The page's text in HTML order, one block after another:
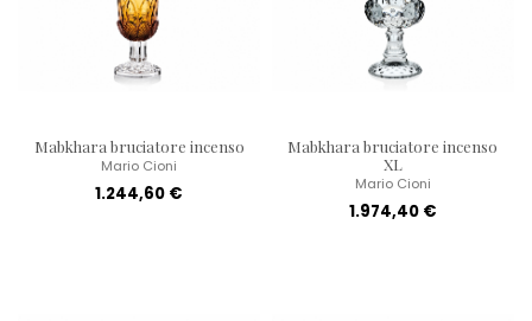
Mabkhara bruciatore incenso
Mario Cioni
1.244,60 €
Mabkhara bruciatore incenso
XL
Mario Cioni
1.974,40 €